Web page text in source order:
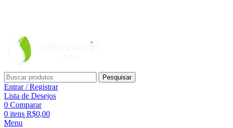
Pesquisar
Entrar / Registrar
Lista de Desejos
0 Comparar
0 itens R$0,00
Menu